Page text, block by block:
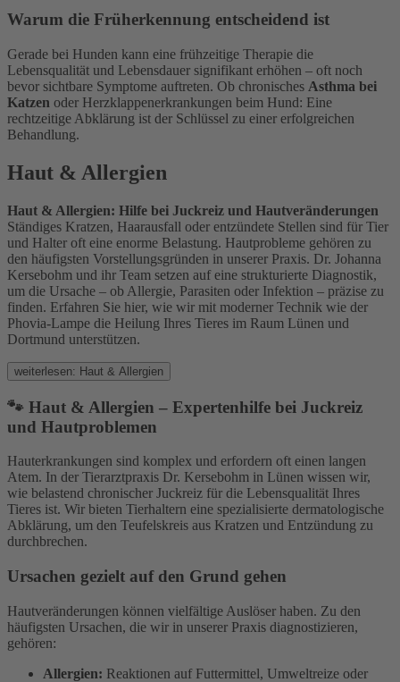
Warum die Früherkennung entscheidend ist
Gerade bei Hunden kann eine frühzeitige Therapie die
Lebensqualität und Lebensdauer signifikant erhöhen – oft noch
bevor sichtbare Symptome auftreten. Ob chronisches Asthma bei
Katzen oder Herzklappenerkrankungen beim Hund: Eine
rechtzeitige Abklärung ist der Schlüssel zu einer erfolgreichen
Behandlung.
Haut & Allergien
Haut & Allergien: Hilfe bei Juckreiz und Hautveränderungen
Ständiges Kratzen, Haarausfall oder entzündete Stellen sind für Tier
und Halter oft eine enorme Belastung. Hautprobleme gehören zu
den häufigsten Vorstellungsgründen in unserer Praxis. Dr. Johanna
Kersebohm und ihr Team setzen auf eine strukturierte Diagnostik,
um die Ursache – ob Allergie, Parasiten oder Infektion – präzise zu
finden. Erfahren Sie hier, wie wir mit moderner Technik wie der
Phovia-Lampe die Heilung Ihres Tieres im Raum Lünen und
Dortmund unterstützen.
weiterlesen: Haut & Allergien
🐾 Haut & Allergien – Expertenhilfe bei Juckreiz
und Hautproblemen
Hauterkrankungen sind komplex und erfordern oft einen langen
Atem. In der Tierarztpraxis Dr. Kersebohm in Lünen wissen wir,
wie belastend chronischer Juckreiz für die Lebensqualität Ihres
Tieres ist. Wir bieten Tierhaltern eine spezialisierte dermatologische
Abklärung, um den Teufelskreis aus Kratzen und Entzündung zu
durchbrechen.
Ursachen gezielt auf den Grund gehen
Hautveränderungen können vielfältige Auslöser haben. Zu den
häufigsten Ursachen, die wir in unserer Praxis diagnostizieren,
gehören:
Allergien: Reaktionen auf Futtermittel, Umweltreize oder